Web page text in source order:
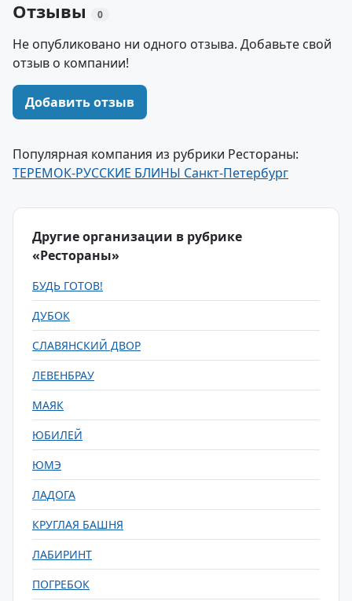
Отзывы 0
Не опубликовано ни одного отзыва. Добавьте свой
отзыв о компании!
Добавить отзыв
Популярная компания из рубрики Рестораны:
ТЕРЕМОК-РУССКИЕ БЛИНЫ Санкт-Петербург
Другие организации в рубрике
«Рестораны»
БУДЬ ГОТОВ!
ДУБОК
СЛАВЯНСКИЙ ДВОР
ЛЕВЕНБРАУ
МАЯК
ЮБИЛЕЙ
ЮМЭ
ЛАДОГА
КРУГЛАЯ БАШНЯ
ЛАБИРИНТ
ПОГРЕБОК